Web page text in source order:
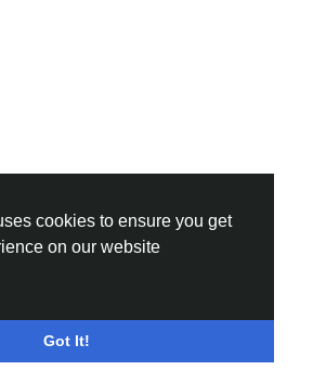
cookies to ensure you get
on our website
Got It!